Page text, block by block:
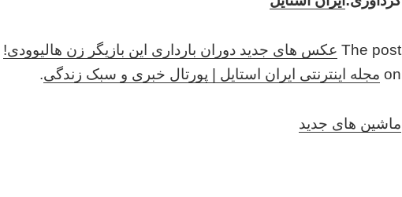
The post عکس های جدید دوران بارداری این بازیگر زن هالیوودی!
on مجله اینترنتی ایران استایل | پورتال خبری و سبک زندگی.
ماشین های جدید